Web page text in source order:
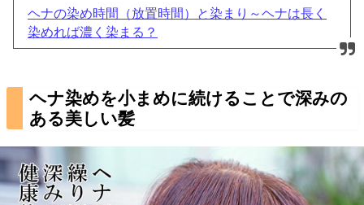
ヘナの染め時間（放置時間）と染まり～ヘナは長く
染めれば濃く染まる？
ヘナ染めを小まめに続けることで深みの
ある美しい髪